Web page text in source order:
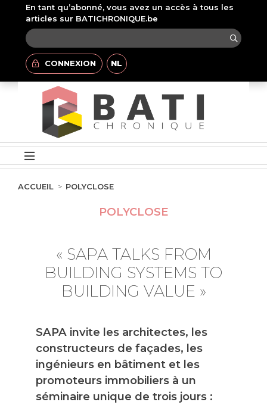
En tant qu’abonné, vous avez un accès à tous les
articles sur BATICHRONIQUE.be
CONNEXION NL
ACCUEIL POLYCLOSE
POLYCLOSE
« SAPA TALKS FROM
BUILDING SYSTEMS TO
BUILDING VALUE »
SAPA invite les architectes, les
constructeurs de façades, les
ingénieurs en bâtiment et les
promoteurs immobiliers à un
séminaire unique de trois jours :